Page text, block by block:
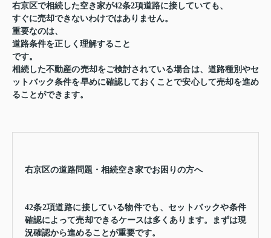
右京区で相続した空き家が42条2項道路に接していても、
すぐに売却できないわけではありません。
重要なのは、
道路条件を正しく理解すること
です。
相続した不動産の売却をご検討されている場合は、道路種別やセ
ットバック条件を早めに確認しておくことで安心して売却を進め
ることができます。
右京区の道路問題・相続空き家でお困りの方へ
42条2項道路に接している物件でも、セットバックや条件
確認によって売却できるケースは多くあります。まずは現
況確認から進めることが重要です。